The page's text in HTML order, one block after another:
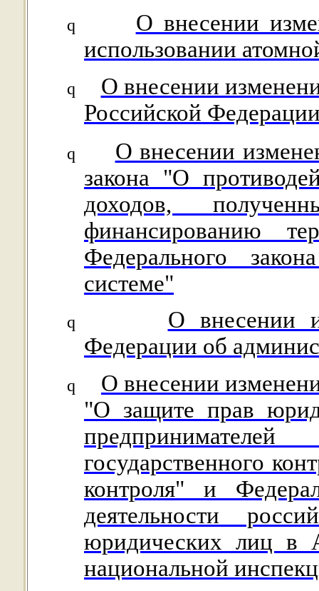
q
О внесении
использовании
q
О внесении
Российской
q
О внесении
закона "О
доходов,
финансированию
Федерального
системе"
q
О внесении
Федерации об
q
О внесении
"О защите прав
государственного
контроля" и
деятельности
юридических лиц в
национальной